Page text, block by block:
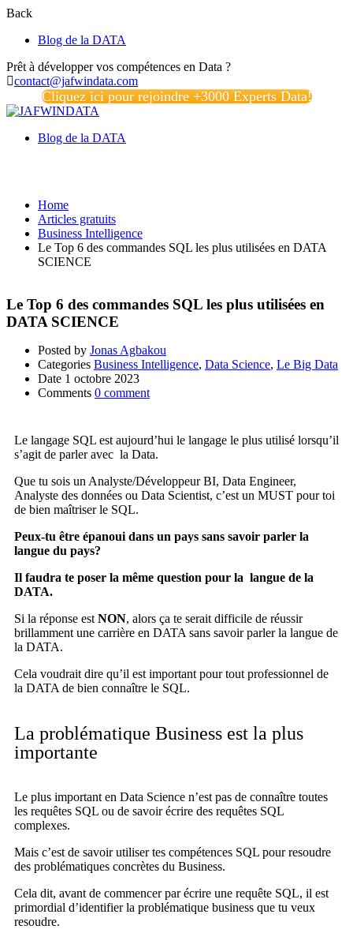
Back
Blog de la DATA
Prêt à développer vos compétences en Data ?
contact@jafwindata.com
Cliquez ici pour rejoindre +3000 Experts Data!
Blog de la DATA
Home
Articles gratuits
Business Intelligence
Le Top 6 des commandes SQL les plus utilisées en DATA
SCIENCE
Le Top 6 des commandes SQL les plus utilisées en
DATA SCIENCE
Posted by Jonas Agbakou
Categories Business Intelligence, Data Science, Le Big Data
Date 1 octobre 2023
Comments 0 comment
Le langage SQL est aujourd’hui le langage le plus utilisé lorsqu’il
s’agit de parler avec la Data.
Que tu sois un Analyste/Développeur BI, Data Engineer,
Analyste des données ou Data Scientist, c’est un MUST pour toi
de bien maîtriserle SQL.
Peux-tu être épanoui dans un pays sans savoir parler la
langue du pays?
Il faudra te poser la même question pour la langue de la
DATA.
Si la réponse est NON, alors ça te serait difficile de réussir
brillamment une carrière en DATA sans savoir parler la langue de
la DATA.
Cela voudrait dire qu’il est important pour tout professionnel de
la DATA de bien connaître le SQL.
La problématique Business est la plus
importante
Le plus important en Data Science n’est pas de connaître toutes
les requêtes SQL ou de savoir écrire des requêtes SQL
complexes.
Mais c’est de savoir utiliser tes compétences SQL pour resoudre
des problématiques concrètes du Business.
Cela dit, avant de commencer par écrire une requête SQL, il est
primordial d’identifier la problématique business que tu veux
resoudre.